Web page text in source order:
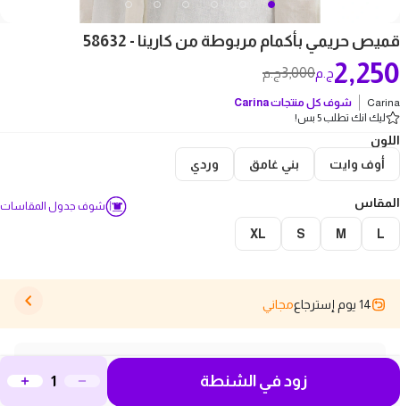
قميص حريمي بأكمام مربوطة من كارينا - 58632
3,000ج.م 2,250ج.م
Carina شوف كل منتجاتCarina
ليك انك تطلب 5 بس!
اللون
أوف وايت
بني غامق وردي
المقاس شوف جدول المقاسات
L
M
S
XL
14 يوم إسترجاع مجاني
اكتشفي أناقتك مع قميص حريمي بأكمام مربوطة من كارينا -
زود في الشنطة